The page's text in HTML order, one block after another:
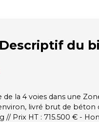
Descriptifdu
de la 4 voies dans une
livré brut de
// Prix HT : 715.500 € -